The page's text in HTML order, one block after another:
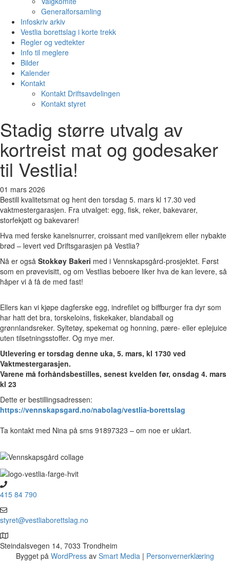
Generalforsamling
Infoskriv arkiv
Vestlia borettslag i korte trekk
Regler og vedtekter
Info til meglere
Bilder
Kalender
Kontakt
Kontakt Driftsavdelingen
Kontakt styret
Stadig større utvalg av
kortreist mat og godesaker
til Vestlia!
01 mars 2026
Bestill kvalitetsmat og hent den torsdag 5. mars kl 17.30 ved
vaktmestergarasjen. Fra utvalget: egg, fisk, reker, bakevarer,
storfekjøtt og bakevarer!
Hva med ferske kanelsnurrer, croissant med vaniljekrem eller nybakte
brød – levert ved Driftsgarasjen på Vestlia?
Nå er også Stokkøy Bakeri med i Vennskapsgård-prosjektet. Først
som en prøvevisitt, og om Vestlias beboere liker hva de kan levere, så
håper vi å få de med fast!
Ellers kan vi kjøpe dagferske egg, indrefilet og biffburger fra dyr som
har hatt det bra, torskeloins, fiskekaker, blandaball og
grønnlandsreker. Syltetøy, spekemat og honning, pære- eller eplejuice
uten tilsetningsstoffer. Og mye mer.
Utlevering er torsdag denne uka, 5. mars, kl 1730 ved
Vaktmestergarasjen.
Varene må forhåndsbestilles, senest kvelden før, onsdag 4. mars
kl 23
Dette er bestillingsadressen:
https://vennskapsgard.no/nabolag/vestlia-borettslag
Ta kontakt med Nina på sms 91897323 – om noe er uklart.
415 84 790
styret@vestliaborettslag.no
Steindalsvegen 14, 7033 Trondheim
Bygget på WordPress av Smart Media | Personvernerklæring